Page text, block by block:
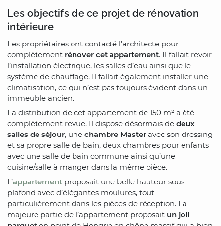
Les objectifs de ce projet de rénovation
intérieure
Les propriétaires ont contacté l’architecte pour
complètement rénover cet appartement. Il fallait revoir
l’installation électrique, les salles d’eau ainsi que le
système de chauffage. Il fallait également installer une
climatisation, ce qui n’est pas toujours évident dans un
immeuble ancien.
La distribution de cet appartement de 150 m² a été
complètement revue. Il dispose désormais de deux
salles de séjour, une chambre Master avec son dressing
et sa propre salle de bain, deux chambres pour enfants
avec une salle de bain commune ainsi qu’une
cuisine/salle à manger dans la même pièce.
L’appartement proposait une belle hauteur sous
plafond avec d’élégantes moulures, tout
particulièrement dans les pièces de réception. La
majeure partie de l’appartement proposait un joli